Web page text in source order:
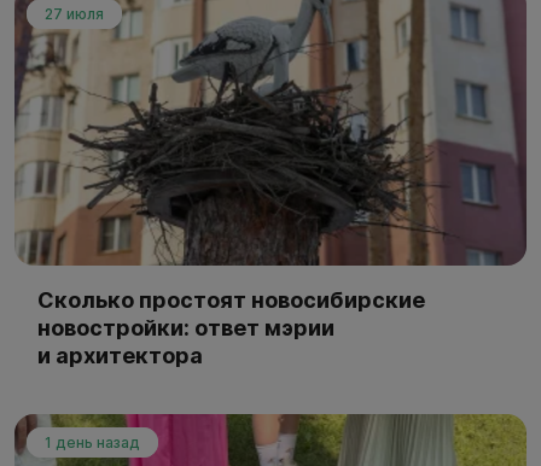
27 июля
Сколько простоят новосибирские
новостройки: ответ мэрии
и архитектора
1 день назад